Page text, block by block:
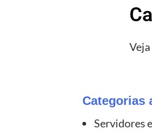
Categorias
Servidores